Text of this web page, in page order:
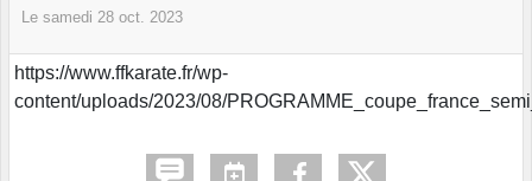
Le samedi 28 oct. 2023
https://www.ffkarate.fr/wp-
content/uploads/2023/08/